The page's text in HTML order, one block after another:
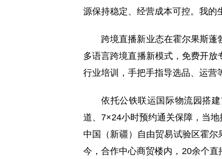
源保持稳定、经营成本可控。我的
跨境直播新业态在霍尔果斯
多语言跨境直播新模式，免费开
行业培训，手把手指导选品、运营
依托公铁联运国际物流园搭
道、7×24小时预约通关保障，当
中国（新疆）自由贸易试验区霍
今，合作中心商贸楼内，20余个